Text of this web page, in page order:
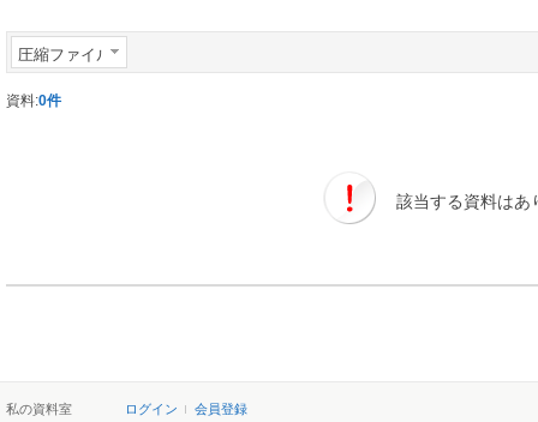
圧縮ファイル
資料:0件
該当する資料はあ
私の資料室 ログイン
会員登録